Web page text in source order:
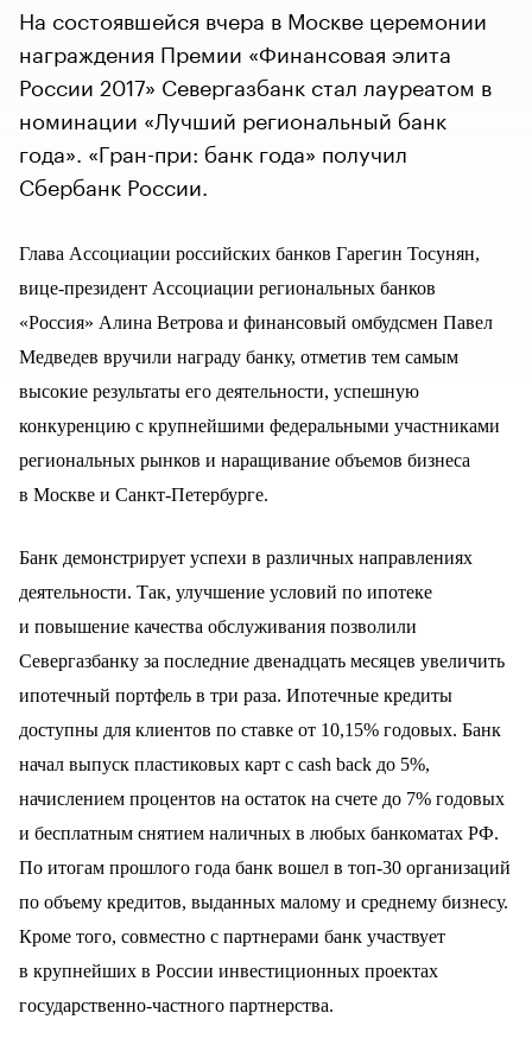
На состоявшейся вчера в Москве церемонии
награждения Премии «Финансовая элита
России 2017» Севергазбанк стал лауреатом в
номинации «Лучший региональный банк
года». «Гран-при: банк года» получил
Сбербанк России.
Глава Ассоциации российских банков Гарегин Тосунян,
вице-президент Ассоциации региональных банков
«Россия» Алина Ветрова и финансовый омбудсмен Павел
Медведев вручили награду банку, отметив тем самым
высокие результаты его деятельности, успешную
конкуренцию с крупнейшими федеральными участниками
региональных рынков и наращивание объемов бизнеса
в Москве и Санкт-Петербурге.
Банк демонстрирует успехи в различных направлениях
деятельности. Так, улучшение условий по ипотеке
и повышение качества обслуживания позволили
Севергазбанку за последние двенадцать месяцев увеличить
ипотечный портфель в три раза. Ипотечные кредиты
доступны для клиентов по ставке от 10,15% годовых. Банк
начал выпуск пластиковых карт с cash back до 5%,
начислением процентов на остаток на счете до 7% годовых
и бесплатным снятием наличных в любых банкоматах РФ.
По итогам прошлого года банк вошел в топ-30 организаций
по объему кредитов, выданных малому и среднему бизнесу.
Кроме того, совместно с партнерами банк участвует
в крупнейших в России инвестиционных проектах
государственно-частного партнерства.